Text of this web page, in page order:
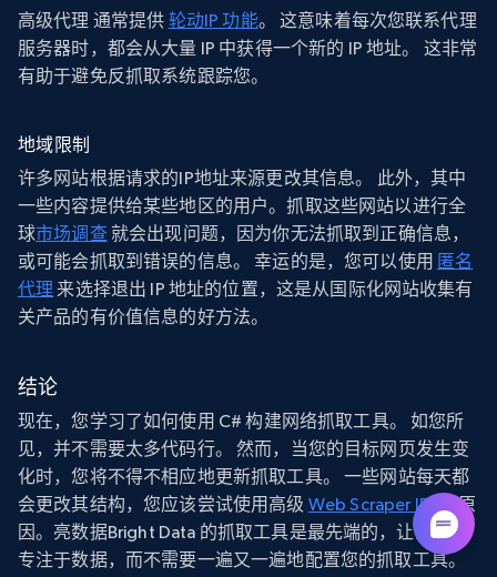
高级代理 通常提供 轮动IP 功能。 这意味着每次您联系代理
服务器时，都会从大量 IP 中获得一个新的 IP 地址。 这非常
有助于避免反抓取系统跟踪您。
地域限制
许多网站根据请求的IP地址来源更改其信息。 此外，其中
一些内容提供给某些地区的用户。抓取这些网站以进行全
球市场调查就会出现问题，因为你无法抓取到正确信息，
或可能会抓取到错误的信息。 幸运的是，您可以使用 匿名
代理 来选择退出 IP 地址的位置，这是从国际化网站收集有
关产品的有价值信息的好方法。
结论
现在，您学习了如何使用 C# 构建网络抓取工具。 如您所
见，并不需要太多代码行。 然而，当您的目标网页发生变
化时，您将不得不相应地更新抓取工具。 一些网站每天都
会更改其结构，您应该尝试使用高级 Web Scraper IDE
的原
因。亮数据Bright Data 的抓取工具是最先端的，让您可以
专注于数据，而不需要一遍又一遍地配置您的抓取工具。